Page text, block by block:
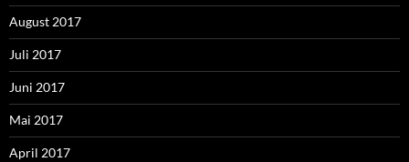
August 2017
Juli 2017
Juni 2017
Mai 2017
April 2017